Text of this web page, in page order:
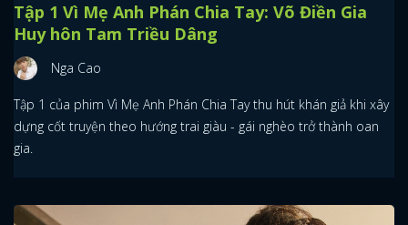
Tập 1 Vì Mẹ Anh Phán Chia Tay: Võ Điền Gia
Huy hôn Tam Triều Dâng
Nga Cao
Tập 1 của phim Vì Mẹ Anh Phán Chia Tay thu hút khán giả khi xây
dựng cốt truyện theo hướng trai giàu - gái nghèo trở thành oan
gia.